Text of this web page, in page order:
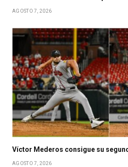
AGOSTO 7, 2026
Víctor Mederos consigue su
AGOSTO 7, 2026